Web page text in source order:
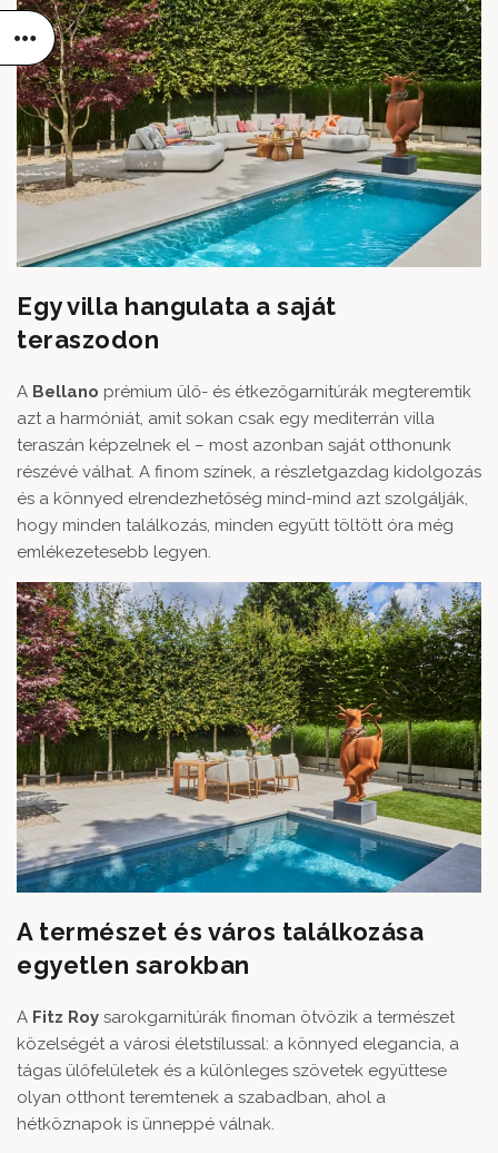
Egy villa hangulata a saját
teraszodon
A Bellano prémium ülő- és étkezőgarnitúrák megteremtik
azt a harmóniát, amit sokan csak egy mediterrán villa
teraszán képzelnek el – most azonban saját otthonunk
részévé válhat. A finom színek, a részletgazdag kidolgozás
és a könnyed elrendezhetőség mind-mind azt szolgálják,
hogy minden találkozás, minden együtt töltött óra még
emlékezetesebb legyen.
A természet és város találkozása
egyetlen sarokban
A Fitz Roy sarokgarnitúrák finoman ötvözik a természet
közelségét a városi életstílussal: a könnyed elegancia, a
tágas ülőfelületek és a különleges szövetek együttese
olyan otthont teremtenek a szabadban, ahol a
hétköznapok is ünneppé válnak.